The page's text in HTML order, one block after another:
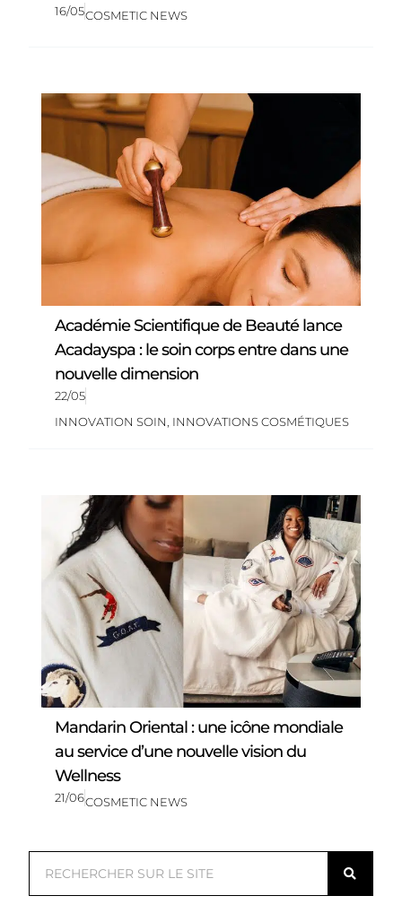
16/05COSMETIC NEWS
Académie Scientifique de Beauté lance
Acadayspa : le soin corps entre dans une
nouvelle dimension
22/05
INNOVATION SOIN INNOVATIONS COSMÉTIQUES
Mandarin Oriental : une icône mondiale
au service d’une nouvelle vision du
Wellness
21/06COSMETIC NEWS